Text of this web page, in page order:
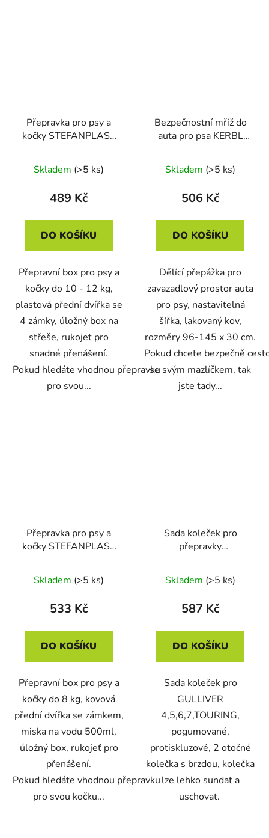
Přepravka pro psy a
kočky STEFANPLAST
61x40x38cm
Skladem (>5 ks)
489 Kč
DO KOŠÍKU
Přepravní box pro psy a
kočky do 10 - 12 kg,
plastová přední dvířka se
4 zámky, úložný box na
střeše, rukojeť pro
snadné přenášení.
Pokud hledáte vhodnou přepravku
pro svou...
Bezpečnostní mříž do
auta pro psa KERBL
Skladem (>5 ks)
506 Kč
DO KOŠÍKU
Dělící přepážka pro
zavazadlový prostor auta
pro psy, nastavitelná
šířka, lakovaný kov,
rozměry 96-145 x 30 cm.
Pokud chcete bezpečně
se svým mazlíčkem, tak
jste tady...
Přepravka pro psy a
kočky STEFANPLAST
55x36x35cm
Skladem (>5 ks)
533 Kč
DO KOŠÍKU
Přepravní box pro psy a
kočky do 8 kg, kovová
přední dvířka se zámkem,
miska na vodu 500ml,
úložný box, rukojeť pro
přenášení.
Pokud hledáte vhodnou přepravku
pro svou kočku...
Sada koleček pro
přepravky
GULLIVER 4,5,6,7 a
TOURING
Skladem (>5 ks)
587 Kč
DO KOŠÍKU
Sada koleček pro
GULLIVER
4,5,6,7,TOURING,
pogumované,
protiskluzové, 2 otočné
kolečka s brzdou, kolečka
lze lehko sundat a
uschovat.